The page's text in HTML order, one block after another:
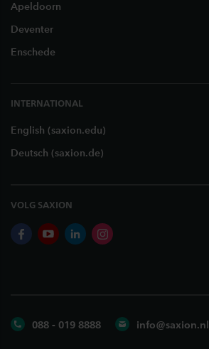
Apeldoorn
Deventer
Enschede
INTERNATIONAL
English (saxion.edu)
Deutsch (saxion.de)
VOLG SAXION
facebookyoutubelinkedininstagram
088 - 019 8888 info@saxion.nl